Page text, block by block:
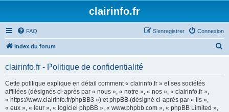
clairinfo.fr
FAQ Connexion
S’enregistrer
Index du forum
clairinfo.fr - Politique de confidentialité
Cette politique explique en détail comment « clairinfo.fr » et ses sociétés
affiliées (désignés ci-après par « nous », « notre », « nos », « clairinfo.fr »,
« https://www.clairinfo.fr/phpBB3 ») et phpBB (désigné ci-après par « ils »,
« eux », « leur », « logiciel phpBB », « www.phpbb.com », « phpBB Limited »,